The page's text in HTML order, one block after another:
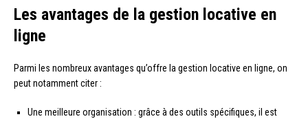
Les avantages de la gestion locative en
ligne
Parmi les nombreux avantages qu’offre la gestion locative en ligne, on
peut notamment citer :
Une meilleure organisation : grâce à des outils spécifiques, il est